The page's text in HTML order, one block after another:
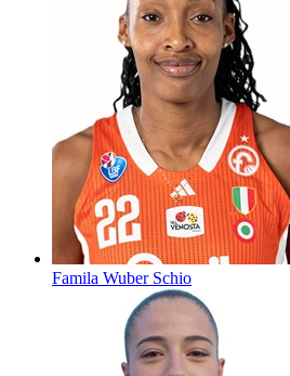
Famila Wuber Schio